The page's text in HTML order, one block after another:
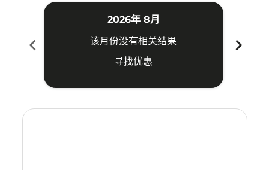
chevron_left
2026年 8月
该月份没有相关结果
寻找优惠
chevron_right